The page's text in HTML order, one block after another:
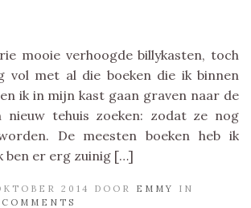
mooie verhoogde billykasten, toch
vol met al die boeken die ik binnen
ik in mijn kast gaan graven naar de
nieuw tehuis zoeken: zodat ze nog
De meesten boeken heb ik
ben er erg zuinig […]
2014 DOOR EMMY
IN